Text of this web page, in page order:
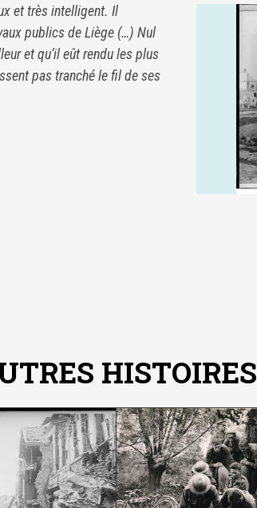
et très intelligent. Il
publics de Liège (…) Nul
et qu’il eût rendu les plus
pas tranché le fil de ses
HISTOIRES